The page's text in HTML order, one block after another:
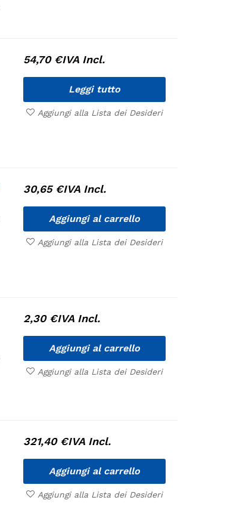
54,70 €IVA Incl.
Leggi tutto
Aggiungi alla Lista dei Desideri
30,65 €IVA Incl.
Aggiungi al carrello
Aggiungi alla Lista dei Desideri
2,30 €IVA Incl.
Aggiungi al carrello
Aggiungi alla Lista dei Desideri
321,40 €IVA Incl.
Aggiungi al carrello
Aggiungi alla Lista dei Desideri